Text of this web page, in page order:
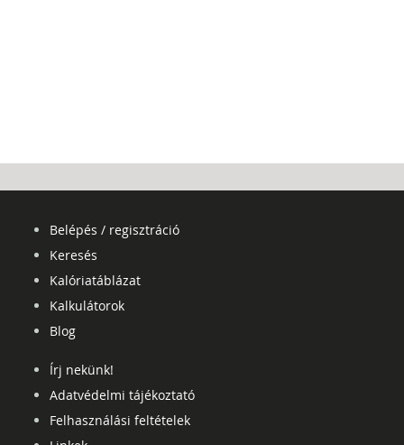
Belépés / regisztráció
Keresés
Kalóriatáblázat
Kalkulátorok
Blog
Írj nekünk!
Adatvédelmi tájékoztató
Felhasználási feltételek